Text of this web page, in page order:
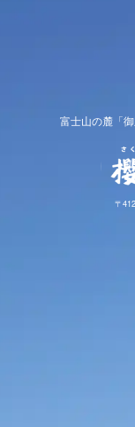
富士山の麓「
〒